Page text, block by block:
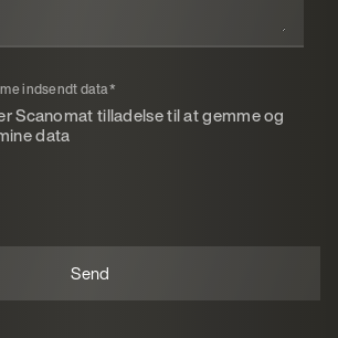
indsendt data*
Scanomat tilladelse til at gemme og
data